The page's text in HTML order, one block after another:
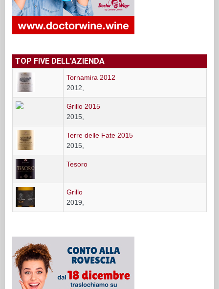
TOP FIVE DELL'AZIENDA
Tornamira 2012
2012,
Grillo 2015
2015,
Terre delle Fate 2015
2015,
Tesoro
Grillo
2019,